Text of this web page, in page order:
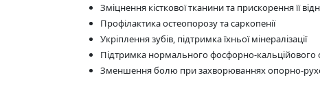
Зміцнення кісткової тканини та прискорення її
Профілактика остеопорозу та саркопенії
Укріплення зубів, підтримка їхньої мінералізації
Підтримка нормального фосфорно-кальційового
Зменшення болю при захворюваннях опорно-